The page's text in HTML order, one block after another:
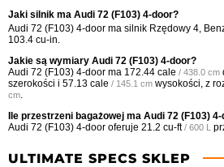
Jaki silnik ma Audi 72 (F103) 4-door?
Audi 72 (F103) 4-door ma silnik Rzędowy 4,
103.4 cu-in.
Jakie są wymiary Audi 72 (F103) 4-door?
Audi 72 (F103) 4-door ma 172.44 cale / 438.0 cm
szerokości i 57.13 cale / 145.1 cm wysokości, z
cm.
Ile przestrzeni bagażowej ma Audi 72 (F103)
Audi 72 (F103) 4-door oferuje 21.2 cu-ft / 600 L
ULTIMATE SPECS SKLEP